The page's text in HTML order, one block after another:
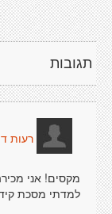
תגובות
רעות ד
מקסים! אני
למדתי מסכת